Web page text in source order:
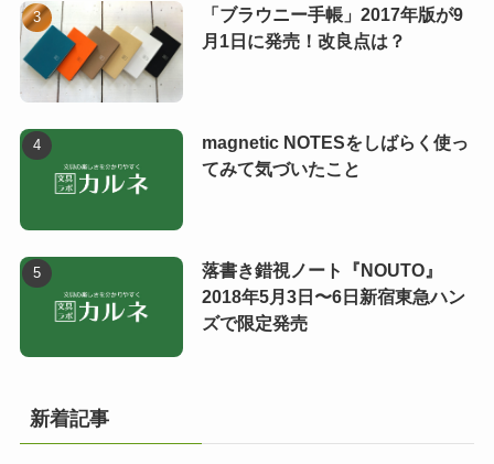
「ブラウニー手帳」2017年版が9
月1日に発売！改良点は？
magnetic NOTESをしばらく使っ
てみて気づいたこと
落書き錯視ノート『NOUTO』
2018年5月3日〜6日新宿東急ハン
ズで限定発売
新着記事